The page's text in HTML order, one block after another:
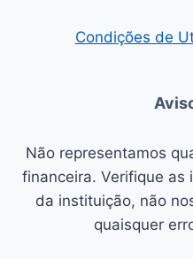
Condições de
Não representamos
financeira. Verifique as
da instituição, não
quaisquer